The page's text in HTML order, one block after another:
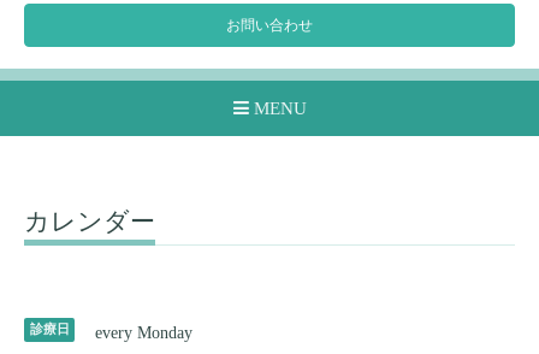
お問い合わせ
MENU
カレンダー
診療日 every Monday